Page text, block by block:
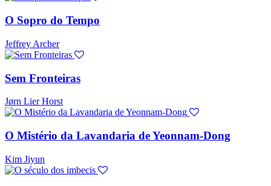
O Sopro do Tempo
Jeffrey Archer
Sem Fronteiras
Jørn Lier Horst
O Mistério da Lavandaria de Yeonnam-Dong
Kim Jiyun